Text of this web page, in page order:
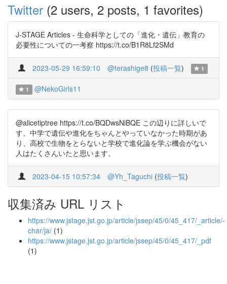
Twitter (2 users, 2 posts, 1 favorites)
J-STAGE Articles - 生命科学としての「進化・遺伝」教育の
必要性についての一考察 https://t.co/B1R8Lf2SMd
2023-05-29 16:59:10 @terashige8 (投稿一覧) 1
1 @NekoGirls11
@alicetiptree https://t.co/BQDwsNiBQE この辺りに詳しいで
す。中学で遺伝や進化をちゃんとやっていなかった時期があ
り、高校で生物をとらないと学校で進化論を学ぶ機会がない
人はたくさんいたと思います。
2023-04-15 10:57:34 @Yh_Taguchi (投稿一覧)
収集済み URL リスト
https://www.jstage.jst.go.jp/article/jssep/45/0/45_417/_article/-
char/ja/ (1)
https://www.jstage.jst.go.jp/article/jssep/45/0/45_417/_pdf
(1)